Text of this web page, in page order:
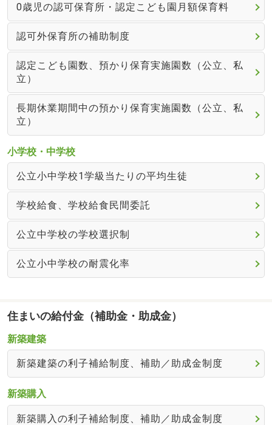
0歳児の認可保育所・認定こども園月額保育料
認可外保育所の補助制度
認定こども園数、預かり保育実施園数（公立、私
立）
長期休業期間中の預かり保育実施園数（公立、私
立）
小学校・中学校
公立小中学校1学級当たりの平均生徒
学校給食、学校給食民間委託
公立中学校の学校選択制
公立小中学校の耐震化率
住まいの給付金（補助金・助成金）
新築建築
新築建築の利子補給制度、補助／助成金制度
新築購入
新築購入の利子補給制度、補助／助成金制度